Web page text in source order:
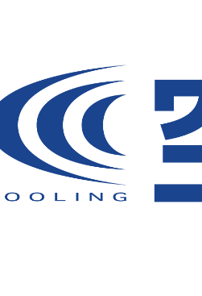
ご注意：
火気に弱いので、火気を扱う現場では